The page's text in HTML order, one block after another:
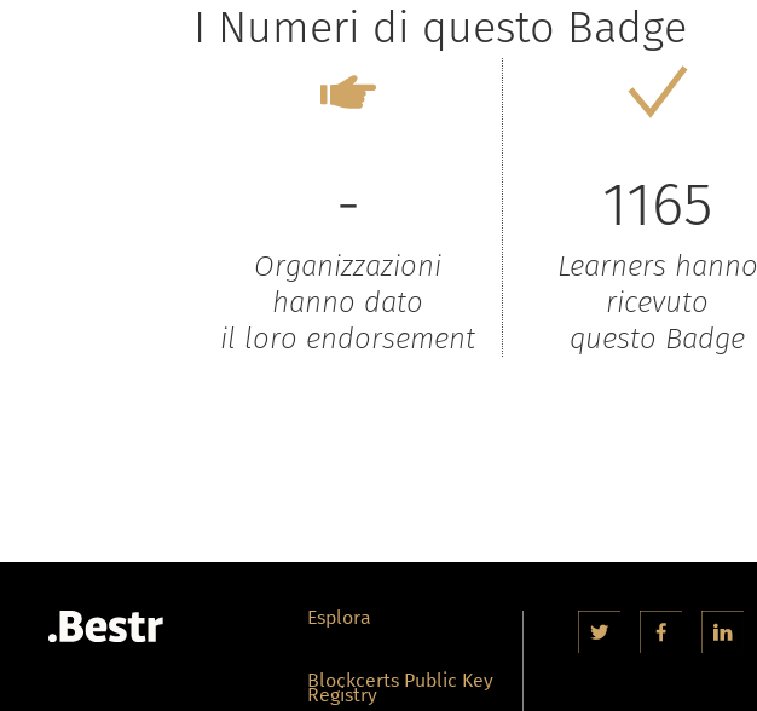
I Numeri di questo Badge
-
Organizzazioni
hanno dato
il loro endorsement
1165
Learners hanno
ricevuto
questo Badge
Esplora
Blockcerts Public Key
Registry